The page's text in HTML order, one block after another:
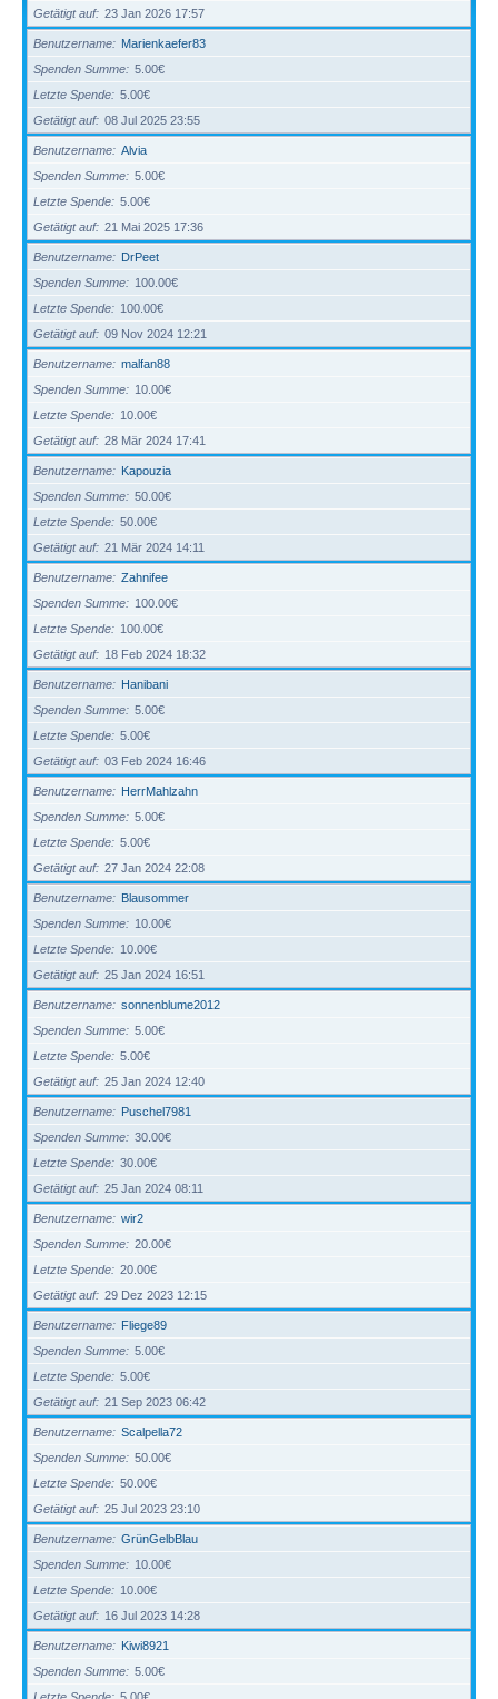
Getätigt auf
23 Jan 2026 17:57
Benutzername
Marienkaefer83
Spenden Summe
5.00€
Letzte Spende
5.00€
Getätigt auf
08 Jul 2025 23:55
Benutzername
Alvia
Spenden Summe
5.00€
Letzte Spende
5.00€
Getätigt auf
21 Mai 2025 17:36
Benutzername
DrPeet
Spenden Summe
100.00€
Letzte Spende
100.00€
Getätigt auf
09 Nov 2024 12:21
Benutzername
malfan88
Spenden Summe
10.00€
Letzte Spende
10.00€
Getätigt auf
28 Mär 2024 17:41
Benutzername
Kapouzia
Spenden Summe
50.00€
Letzte Spende
50.00€
Getätigt auf
21 Mär 2024 14:11
Benutzername
Zahnifee
Spenden Summe
100.00€
Letzte Spende
100.00€
Getätigt auf
18 Feb 2024 18:32
Benutzername
Hanibani
Spenden Summe
5.00€
Letzte Spende
5.00€
Getätigt auf
03 Feb 2024 16:46
Benutzername
HerrMahlzahn
Spenden Summe
5.00€
Letzte Spende
5.00€
Getätigt auf
27 Jan 2024 22:08
Benutzername
Blausommer
Spenden Summe
10.00€
Letzte Spende
10.00€
Getätigt auf
25 Jan 2024 16:51
Benutzername
sonnenblume2012
Spenden Summe
5.00€
Letzte Spende
5.00€
Getätigt auf
25 Jan 2024 12:40
Benutzername
Puschel7981
Spenden Summe
30.00€
Letzte Spende
30.00€
Getätigt auf
25 Jan 2024 08:11
Benutzername
wir2
Spenden Summe
20.00€
Letzte Spende
20.00€
Getätigt auf
29 Dez 2023 12:15
Benutzername
Fliege89
Spenden Summe
5.00€
Letzte Spende
5.00€
Getätigt auf
21 Sep 2023 06:42
Benutzername
Scalpella72
Spenden Summe
50.00€
Letzte Spende
50.00€
Getätigt auf
25 Jul 2023 23:10
Benutzername
GrünGelbBlau
Spenden Summe
10.00€
Letzte Spende
10.00€
Getätigt auf
16 Jul 2023 14:28
Benutzername
Kiwi8921
Spenden Summe
5.00€